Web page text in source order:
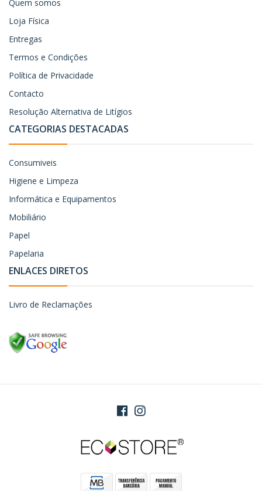
Quem somos
Loja Física
Entregas
Termos e Condições
Política de Privacidade
Contacto
Resolução Alternativa de Litígios
CATEGORIAS DESTACADAS
Consumiveis
Higiene e Limpeza
Informática e Equipamentos
Mobiliário
Papel
Papelaria
ENLACES DIRETOS
Livro de Reclamações